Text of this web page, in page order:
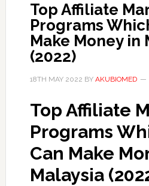
Top Affiliate
Programs
Make Money in
(2022)
18TH MAY 2022 BY AKUBIOMED
Top Affiliate
Programs
Can Make
Malaysia